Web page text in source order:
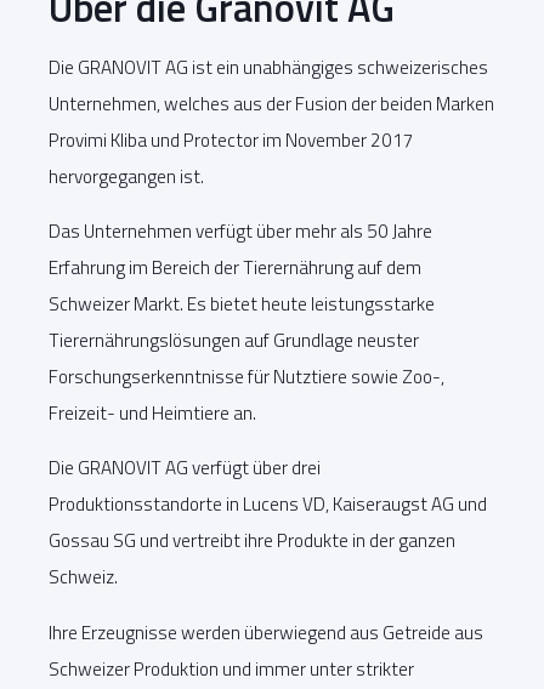
Die GRANOVIT AG ist ein unabhängiges schweizerisches
Unternehmen, welches aus der Fusion der beiden Marken
Provimi Kliba und Protector im November 2017
hervorgegangen ist.
Das Unternehmen verfügt über mehr als 50 Jahre
Erfahrung im Bereich der Tierernährung auf dem
Schweizer Markt. Es bietet heute leistungsstarke
Tierernährungslösungen auf Grundlage neuster
Forschungserkenntnisse für Nutztiere sowie Zoo-,
Freizeit- und Heimtiere an.
Die GRANOVIT AG verfügt über drei
Produktionsstandorte in Lucens VD, Kaiseraugst AG und
Gossau SG und vertreibt ihre Produkte in der ganzen
Schweiz.
Ihre Erzeugnisse werden überwiegend aus Getreide aus
Schweizer Produktion und immer unter strikter